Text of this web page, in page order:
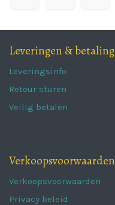
Leveringen & betaling
Leveringsinfo
Retour sturen
Veilig betalen
Verkoopsvoorwaarden
Verkoopsvoorwaarden
Privacy beleid